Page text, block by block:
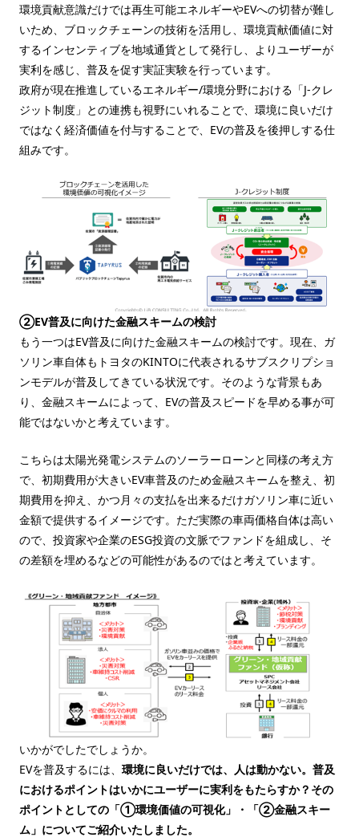
環境貢献意識だけでは再生可能エネルギーやEVへの切替が難し
いため、ブロックチェーンの技術を活用し、環境貢献価値に対
するインセンティブを地域通貨として発行し、よりユーザーが
実利を感じ、普及を促す実証実験を行っています。
政府が現在推進しているエネルギー/環境分野における「J-クレ
ジット制度」との連携も視野にいれることで、環境に良いだけ
ではなく経済価値を付与することで、EVの普及を後押しする仕
組みです。
②EV普及に向けた金融スキームの検討
もう一つはEV普及に向けた金融スキームの検討です。現在、ガ
ソリン車自体もトヨタのKINTOに代表されるサブスクリプショ
ンモデルが普及してきている状況です。そのような背景もあ
り、金融スキームによって、EVの普及スピードを早める事が可
能ではないかと考えています。
こちらは太陽光発電システムのソーラーローンと同様の考え方
で、初期費用が大きいEV車普及のため金融スキームを整え、初
期費用を抑え、かつ月々の支払を出来るだけガソリン車に近い
金額で提供するイメージです。ただ実際の車両価格自体は高い
ので、投資家や企業のESG投資の文脈でファンドを組成し、そ
の差額を埋めるなどの可能性があるのではと考えています。
いかがでしたでしょうか。
EVを普及するには、 環境に良いだけでは、人は動かない。普及
におけるポイントはいかにユーザーに実利をもたらすか？その
ポイントとしての「①環境価値の可視化」・「②金融スキー
ム」についてご紹介いたしました。